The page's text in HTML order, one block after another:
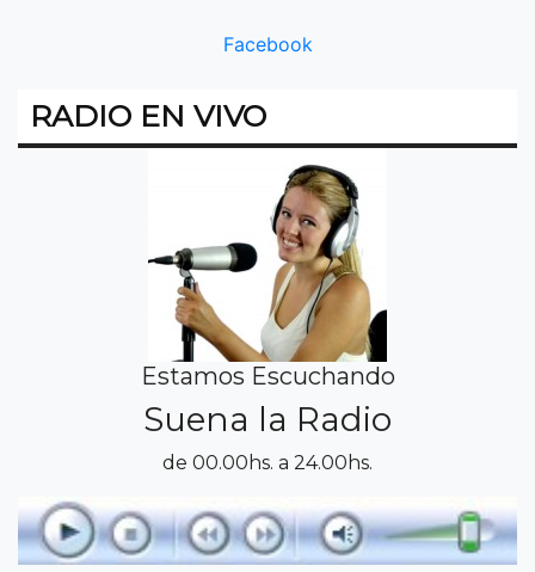
Facebook
RADIO EN VIVO
Estamos Escuchando
Suena la Radio
de 00.00hs. a 24.00hs.